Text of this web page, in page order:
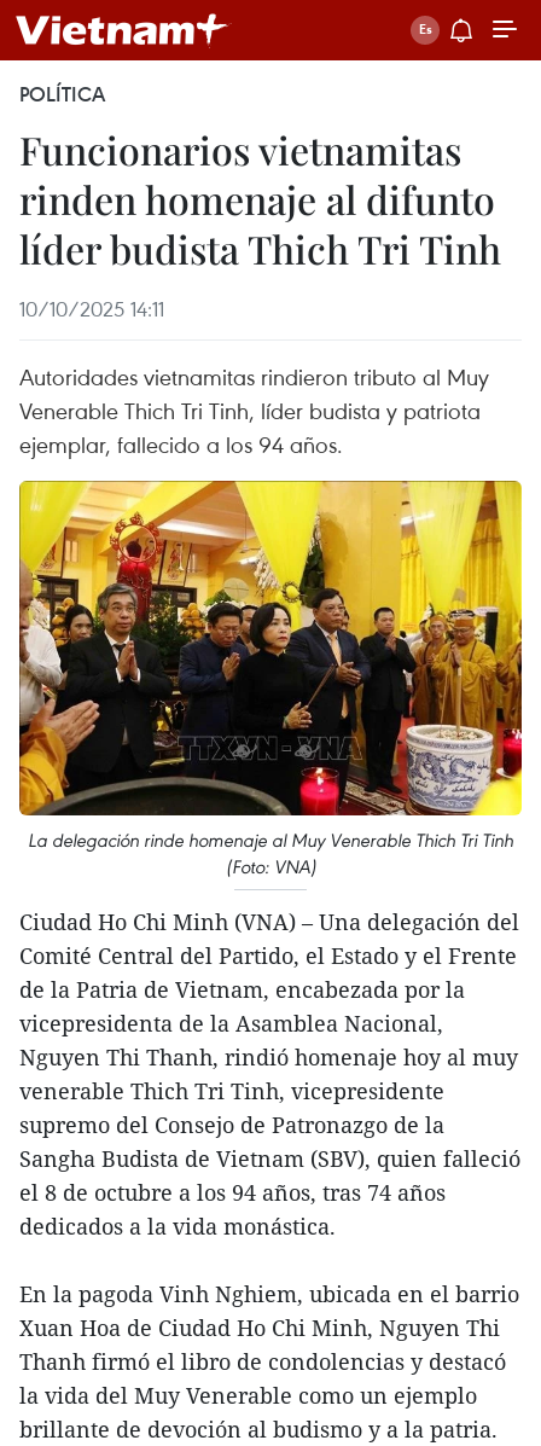
POLÍTICA
Funcionarios vietnamitas
rinden homenaje al difunto
líder budista Thich Tri Tinh
10/10/2025 14:11
Autoridades vietnamitas rindieron tributo al Muy
Venerable Thich Tri Tinh, líder budista y patriota
ejemplar, fallecido a los 94 años.
La delegación rinde homenaje al Muy Venerable Thich Tri Tinh
(Foto: VNA)
Ciudad Ho Chi Minh (VNA) – Una delegación del
Comité Central del Partido, el Estado y el Frente
de la Patria de Vietnam, encabezada por la
vicepresidenta de la Asamblea Nacional,
Nguyen Thi Thanh, rindió homenaje hoy al muy
venerable Thich Tri Tinh, vicepresidente
supremo del Consejo de Patronazgo de la
Sangha Budista de Vietnam (SBV), quien falleció
el 8 de octubre a los 94 años, tras 74 años
dedicados a la vida monástica.
En la pagoda Vinh Nghiem, ubicada en el barrio
Xuan Hoa de Ciudad Ho Chi Minh, Nguyen Thi
Thanh firmó el libro de condolencias y destacó
la vida del Muy Venerable como un ejemplo
brillante de devoción al budismo y a la patria.